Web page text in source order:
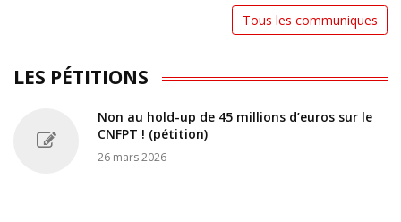
Tous les communiques
LES PÉTITIONS
Non au hold-up de 45 millions d’euros sur le
CNFPT ! (pétition)
26 mars 2026